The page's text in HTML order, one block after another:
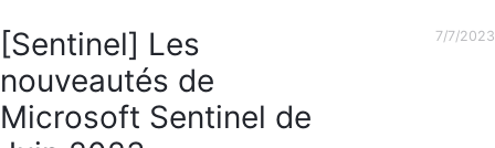
[Sentinel] Les
nouveautés de
Microsoft Sentinel de
7/7/2023